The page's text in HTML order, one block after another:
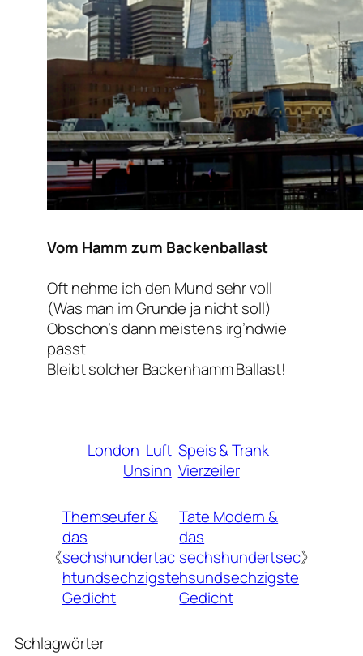
Vom Hamm zum Backenballast
Oft nehme ich den Mund sehr voll
(Was man im Grunde ja nicht soll)
Obschon’s dann meistens irg’ndwie
passt
Bleibt solcher Backenhamm Ballast!
London Luft Speis & Trank
Unsinn Vierzeiler
《
Themseufer &
das
sechshundertac
htundsechzigste
Gedicht
Tate Modern &
das
sechshundertsec
hsundsechzigste
Gedicht
》
Schlagwörter